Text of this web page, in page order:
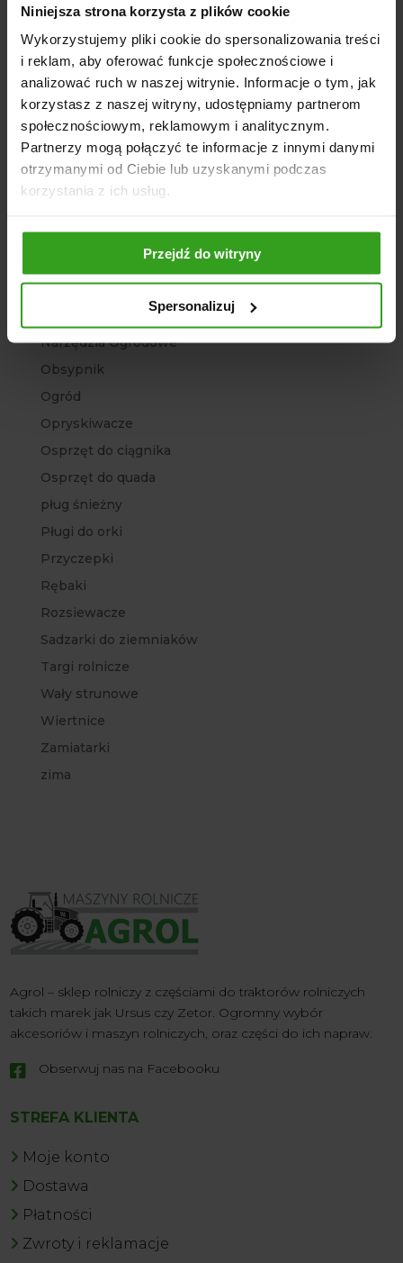
Niniejsza strona korzysta z plików cookie
Wykorzystujemy pliki cookie do spersonalizowania treści
i reklam, aby oferować funkcje społecznościowe i
analizować ruch w naszej witrynie. Informacje o tym, jak
korzystasz z naszej witryny, udostępniamy partnerom
społecznościowym, reklamowym i analitycznym.
Partnerzy mogą połączyć te informacje z innymi danymi
otrzymanymi od Ciebie lub uzyskanymi podczas
korzystania z ich usług.
Przejdź do witryny
Spersonalizuj
Kategorie
Agregat
Agro Sklep
Architektura ogrodowa
Bez kategorii
Brony polowe
Chwastowniki
Kopaczki ciągnikowe
Ładowacze
Maszyny rolnicze
Narzędzia Ogrodowe
Obsypnik
Ogród
Opryskiwacze
Osprzęt do ciągnika
Osprzęt do quada
pług śnieżny
Pługi do orki
Przyczepki
Rębaki
Rozsiewacze
Sadzarki do ziemniaków
Targi rolnicze
Wały strunowe
Wiertnice
Zamiatarki
zima
Agrol – sklep rolniczy z częściami do traktorów rolniczych
takich marek jak Ursus czy Zetor. Ogromny wybór
akcesoriów i maszyn rolniczych, oraz części do ich napraw.
 Obserwuj nas na Facebooku
STREFA KLIENTA
Moje konto
Dostawa
Płatności
Zwroty i reklamacje